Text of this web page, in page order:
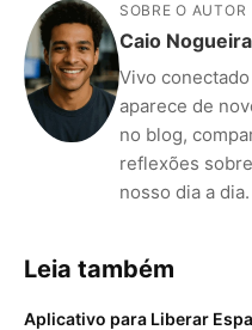
SOBRE O AUTOR
Caio Nogueira
Vivo
aparece de
no blog,
reflexões
nosso dia a dia.
Leia também
Aplicativo para Liberar